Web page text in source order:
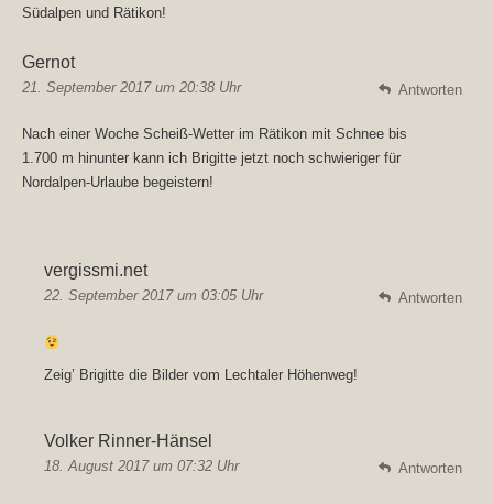
Südalpen und Rätikon!
Gernot
21. September 2017 um 20:38 Uhr
Nach einer Woche Scheiß-Wetter im Rätikon mit Schnee bis
1.700 m hinunter kann ich Brigitte jetzt noch schwieriger für
Nordalpen-Urlaube begeistern!
Antworten
vergissmi.net
22. September 2017 um 03:05 Uhr
Zeig’ Brigitte die Bilder vom Lechtaler Höhenweg!
Antworten
Volker Rinner-Hänsel
18. August 2017 um 07:32 Uhr Antworten